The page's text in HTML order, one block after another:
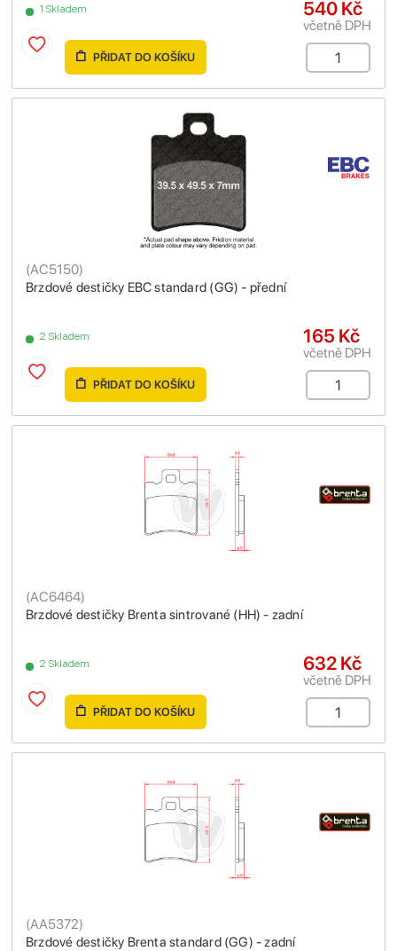
1 Skladem 540 Kč
včetně DPH
PŘIDAT DO KOŠÍKU
Brzdové destičky EBC standard (GG) - přední
(AC5150)
2 Skladem 165 Kč
včetně DPH
PŘIDAT DO KOŠÍKU
Brzdové destičky Brenta sintrované (HH) - zadní
(AC6464)
2 Skladem 632 Kč
včetně DPH
PŘIDAT DO KOŠÍKU
Brzdové destičky Brenta standard (GG) - zadní
(AA5372)